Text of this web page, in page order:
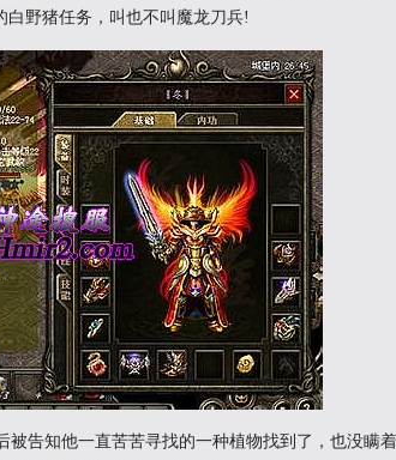
白野猪任务，叫也不叫魔龙刀兵!
告知他一直苦苦寻找的一种植物找到了，也没瞒